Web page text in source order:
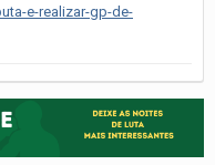
e-realizar-gp-de-